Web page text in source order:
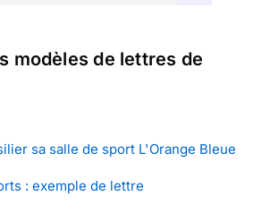
modèles de lettres de
sa salle de sport L'Orange Bleue
: exemple de lettre